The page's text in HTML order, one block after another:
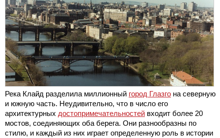
Река Клайд разделила миллионный город Глазго на северную
и южную часть. Неудивительно, что в число его
архитектурных достопримечательностей входит более 20
мостов, соединяющих оба берега. Они разнообразны по
стилю, и каждый из них играет определенную роль в истории